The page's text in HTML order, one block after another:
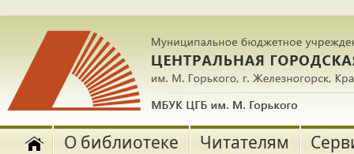
О библиотеке Читателям